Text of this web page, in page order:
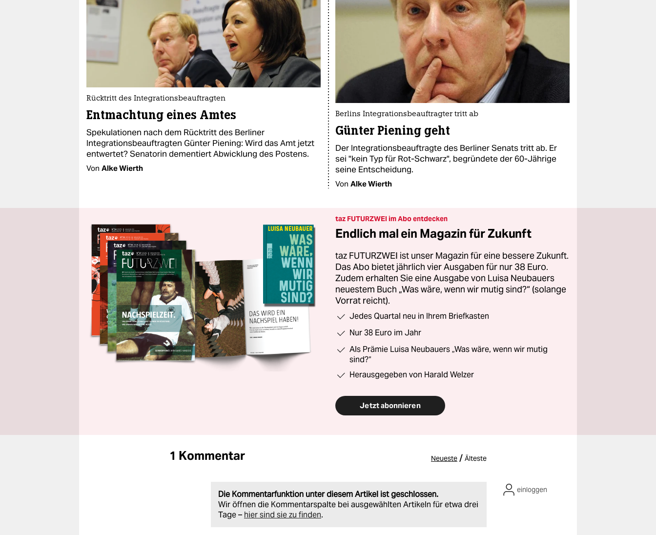
Rücktritt des Integrationsbeauftragten
Entmachtung eines Amtes
Spekulationen nach dem Rücktritt des Berliner
Integrationsbeauftragten Günter Piening: Wird das Amt jetzt
entwertet? Senatorin dementiert Abwicklung des Postens.
Von Alke Wierth
Berlins Integrationsbeauftragter tritt ab
Günter Piening geht
Der Integrationsbeauftragte des Berliner Senats tritt ab. Er
sei "kein Typ für Rot-Schwarz", begründete der 60-Jährige
seine Entscheidung.
Von Alke Wierth
taz FUTURZWEI im Abo entdecken
Endlich mal ein Magazin für Zukunft
taz FUTURZWEI ist unser Magazin für eine bessere Zukunft.
Das Abo bietet jährlich vier Ausgaben für nur 38 Euro.
Zudem erhalten Sie eine Ausgabe von Luisa Neubauers
neuestem Buch „Was wäre, wenn wir mutig sind?“ (solange
Vorrat reicht).
Jedes Quartal neu in Ihrem Briefkasten
Nur 38 Euro im Jahr
Als Prämie Luisa Neubauers „Was wäre, wenn wir mutig
sind?“
Herausgegeben von Harald Welzer
Jetzt abonnieren
1 Kommentar Neueste / Älteste
Die Kommentarfunktion unter diesem Artikel ist geschlossen.
Wir öffnen die Kommentarspalte bei ausgewählten Artikeln für etwa drei
Tage – hier sind sie zu finden.
einloggen